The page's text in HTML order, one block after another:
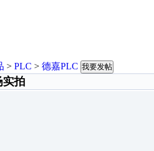
> PLC > 德嘉PLC 我要发帖
实拍